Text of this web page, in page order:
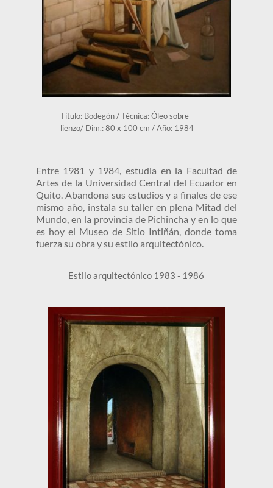
Título: Bodegón / Técnica: Óleo sobre
lienzo/ Dim.: 80 x 100 cm / Año: 1984
Entre 1981 y 1984, estudia en la Facultad de
Artes de la Universidad Central del Ecuador en
Quito. Abandona sus estudios y a finales de ese
mismo año, instala su taller en plena Mitad del
Mundo, en la provincia de Pichincha y en lo que
es hoy el Museo de Sitio Intiñán, donde toma
fuerza su obra y su estilo arquitectónico.
Estilo arquitectónico 1983 - 1986